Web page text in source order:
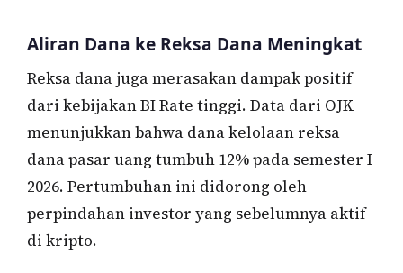
Aliran Dana ke Reksa Dana Meningkat
Reksa dana juga merasakan dampak positif
dari kebijakan BI Rate tinggi. Data dari OJK
menunjukkan bahwa dana kelolaan reksa
dana pasar uang tumbuh 12% pada semester I
2026. Pertumbuhan ini didorong oleh
perpindahan investor yang sebelumnya aktif
di kripto.